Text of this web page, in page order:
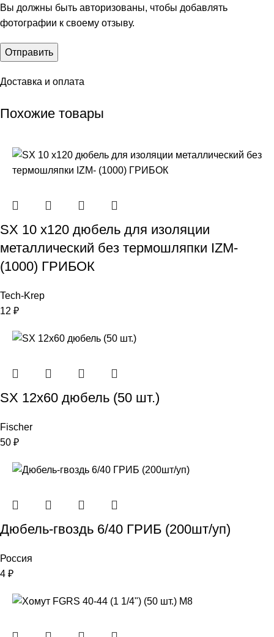
Вы должны быть авторизованы, чтобы добавлять
фотографии к своему отзыву.
Доставка и оплата
Похожие товары
SX 10 х120 дюбель для изоляции
металлический без термошляпки IZM-
(1000) ГРИБОК
Tech-Krep
12 ₽
SX 12х60 дюбель (50 шт.)
Fischer
50 ₽
Дюбель-гвоздь 6/40 ГРИБ (200шт/уп)
Россия
4 ₽